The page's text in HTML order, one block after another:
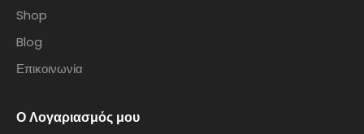
Shop
Blog
Επικοινωνία
Ο Λογαριασμός μου